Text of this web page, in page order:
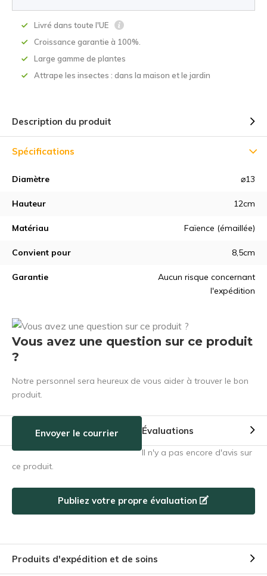
Livré dans toute l'UE
Croissance garantie à 100%.
Large gamme de plantes
Attrape les insectes : dans la maison et le jardin
Description du produit
Spécifications
Diamètre ⌀13
Hauteur 12cm
Matériau Faïence (émaillée)
Convient pour 8,5cm
Garantie
Aucun risque concernant
l'expédition
Vous avez une question sur ce produit
?
Notre personnel sera heureux de vous aider à trouver le bon
produit.
Envoyer le courrier Évaluations
Il n'y a pas encore d'avis sur
ce produit.
Publiez votre propre évaluation
Produits d'expédition et de soins